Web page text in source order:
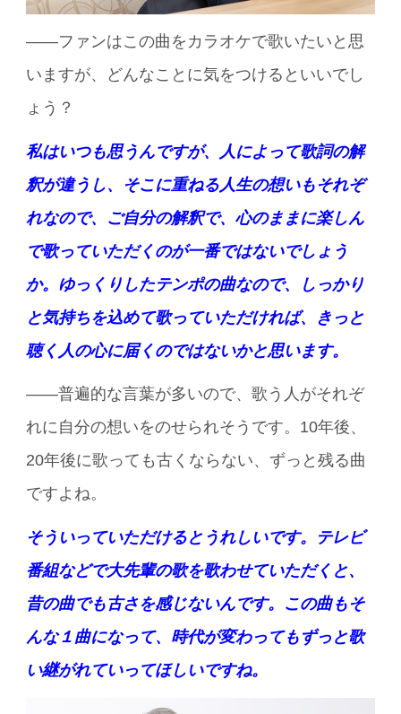
――ファンはこの曲をカラオケで歌いたいと思
いますが、どんなことに気をつけるといいでし
ょう？
私はいつも思うんですが、人によって歌詞の解
釈が違うし、そこに重ねる人生の想いもそれぞ
れなので、ご自分の解釈で、心のままに楽しん
で歌っていただくのが一番ではないでしょう
か。ゆっくりしたテンポの曲なので、しっかり
と気持ちを込めて歌っていただければ、きっと
聴く人の心に届くのではないかと思います。
――普遍的な言葉が多いので、歌う人がそれぞ
れに自分の想いをのせられそうです。10年後、
20年後に歌っても古くならない、ずっと残る曲
ですよね。
そういっていただけるとうれしいです。テレビ
番組などで大先輩の歌を歌わせていただくと、
昔の曲でも古さを感じないんです。この曲もそ
んな１曲になって、時代が変わってもずっと歌
い継がれていってほしいですね。